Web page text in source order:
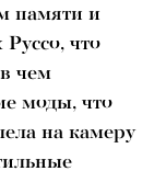
памяти и
что
чем
моды, что
на камеру